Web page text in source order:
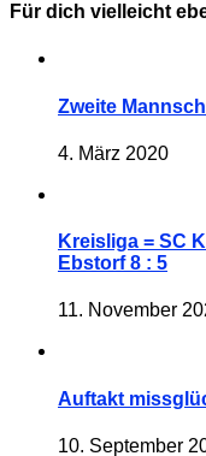
Für dich vielleicht
Zweite
4. März 2020
Kreisliga = SC
Ebstorf 8 : 5
11. November
Auftakt
10. September